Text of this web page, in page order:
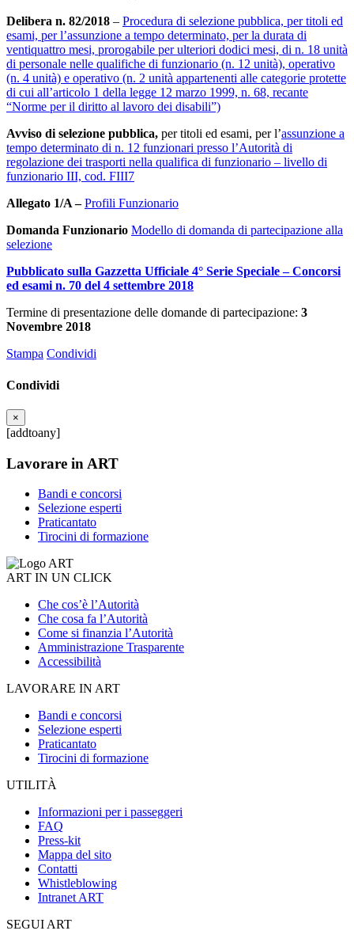
Delibera n. 82/2018 – Procedura di selezione pubblica, per titoli ed
esami, per l’assunzione a tempo determinato, per la durata di
ventiquattro mesi, prorogabile per ulteriori dodici mesi, di n. 18 unità
di personale nelle qualifiche di funzionario (n. 12 unità), operativo
(n. 4 unità) e operativo (n. 2 unità appartenenti alle categorie protette
di cui all’articolo 1 della legge 12 marzo 1999, n. 68, recante
“Norme per il diritto al lavoro dei disabili”)
Avviso di selezione pubblica, per titoli ed esami, per l’assunzione a
tempo determinato di n. 12 funzionari presso l’Autorità di
regolazione dei trasporti nella qualifica di funzionario – livello di
funzionario III, cod. FIII7
Allegato 1/A – Profili Funzionario
Domanda Funzionario Modello di domanda di partecipazione alla
selezione
Pubblicato sulla Gazzetta Ufficiale 4° Serie Speciale – Concorsi
ed esami n. 70 del 4 settembre 2018
Termine di presentazione delle domande di partecipazione: 3
Novembre 2018
Stampa Condividi
Condividi
×
[addtoany]
Lavorare in ART
Bandi e concorsi
Selezione esperti
Praticantato
Tirocini di formazione
ART IN UN CLICK
Che cos’è l’Autorità
Che cosa fa l’Autorità
Come si finanzia l’Autorità
Amministrazione Trasparente
Accessibilità
LAVORARE IN ART
Bandi e concorsi
Selezione esperti
Praticantato
Tirocini di formazione
UTILITÀ
Informazioni per i passeggeri
FAQ
Press-kit
Mappa del sito
Contatti
Whistleblowing
Intranet ART
SEGUI ART